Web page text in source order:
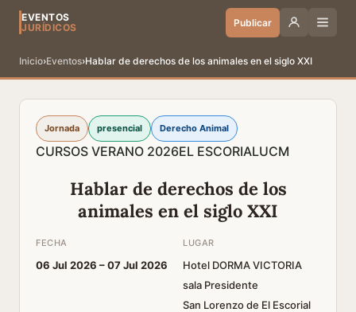
EVENTOS
JURÍDICOS
Publicar
Inicio›Eventos›Hablar de derechos de los animales en el siglo XXI
Jornada presencial Derecho Animal
CURSOS VERANO 2026EL ESCORIALUCM
Hablar de derechos de los
animales en el siglo XXI
FECHA
06 Jul 2026 –07 Jul 2026
LUGAR
Hotel DORMA VICTORIA
sala Presidente
San Lorenzo de El Escorial